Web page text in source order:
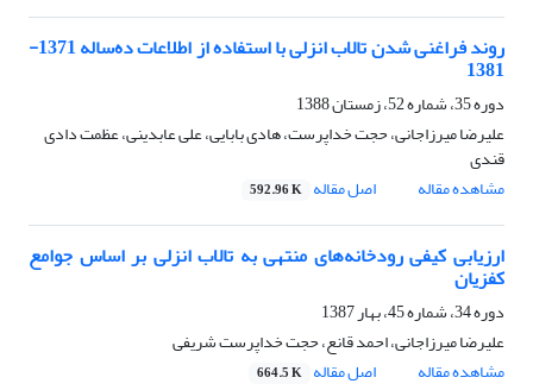
روند فراغنی شدن تالاب انزلی با استفاده از اطلاعات ده‌ساله 1371-
1381
دوره 35، شماره 52، زمستان 1388
علیرضا میرزاجانی، حجت خداپرست، هادی بابایی، علی عابدینی، عظمت دادی
قندی
مشاهده مقاله
اصل مقاله 592.96 K
ارزیابی کیفی رودخانه‌های منتهی به تالاب انزلی بر اساس جوامع
کفزیان
دوره 34، شماره 45، بهار 1387
علیرضا میرزاجانی، احمد قانع، حجت خداپرست شریفی
مشاهده مقاله
اصل مقاله 664.5 K